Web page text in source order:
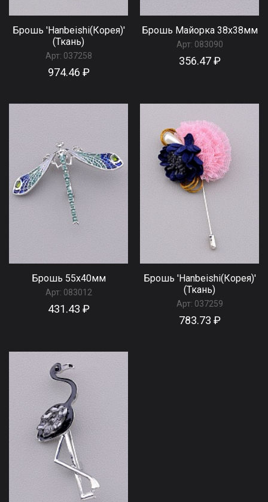
Брошь 'Hanbeishi(Корея)'
(Ткань)
Арт: 037258
974.46 ₽
Брошь Майорка 38x38мм
Арт: 083090
356.47 ₽
Брошь 55x40мм
Арт: 083012
431.43 ₽
Брошь 'Hanbeishi(Корея)'
(Ткань)
Арт: 037259
783.73 ₽